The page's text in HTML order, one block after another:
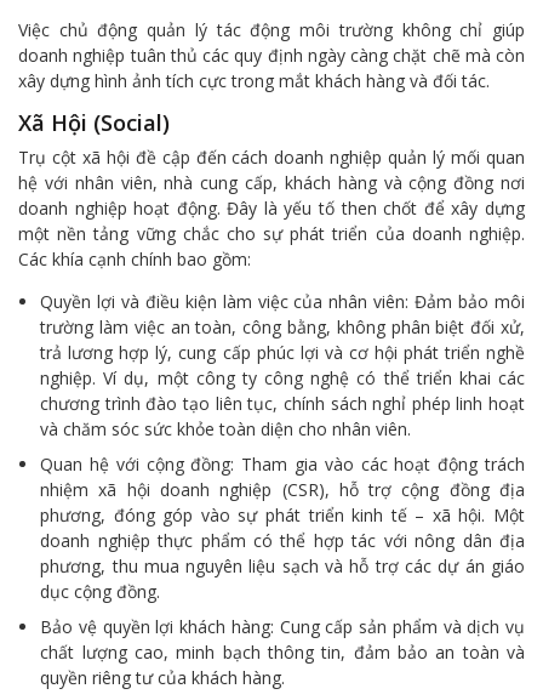
Việc chủ động quản lý tác động môi trường không chỉ giúp
doanh nghiệp tuân thủ các quy định ngày càng chặt chẽ mà còn
xây dựng hình ảnh tích cực trong mắt khách hàng và đối tác.
Xã Hội (Social)
Trụ cột xã hội đề cập đến cách doanh nghiệp quản lý mối quan
hệ với nhân viên, nhà cung cấp, khách hàng và cộng đồng nơi
doanh nghiệp hoạt động. Đây là yếu tố then chốt để xây dựng
một nền tảng vững chắc cho sự phát triển của doanh nghiệp.
Các khía cạnh chính bao gồm:
Quyền lợi và điều kiện làm việc của nhân viên: Đảm bảo môi
trường làm việc an toàn, công bằng, không phân biệt đối xử,
trả lương hợp lý, cung cấp phúc lợi và cơ hội phát triển nghề
nghiệp. Ví dụ, một công ty công nghệ có thể triển khai các
chương trình đào tạo liên tục, chính sách nghỉ phép linh hoạt
và chăm sóc sức khỏe toàn diện cho nhân viên.
Quan hệ với cộng đồng: Tham gia vào các hoạt động trách
nhiệm xã hội doanh nghiệp (CSR), hỗ trợ cộng đồng địa
phương, đóng góp vào sự phát triển kinh tế – xã hội. Một
doanh nghiệp thực phẩm có thể hợp tác với nông dân địa
phương, thu mua nguyên liệu sạch và hỗ trợ các dự án giáo
dục cộng đồng.
Bảo vệ quyền lợi khách hàng: Cung cấp sản phẩm và dịch vụ
chất lượng cao, minh bạch thông tin, đảm bảo an toàn và
quyền riêng tư của khách hàng.